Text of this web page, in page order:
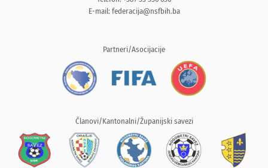
E-mail: federacija@nsfbih.ba
Partneri/Asocijacije
Članovi/Kantonalni/Županijski savezi